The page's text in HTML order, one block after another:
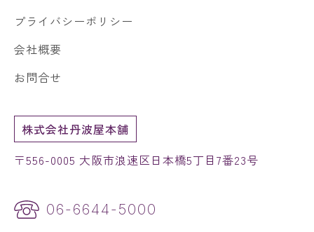
プライバシーポリシー
会社概要
お問合せ
株式会社丹波屋本舗
〒556-0005 大阪市浪速区日本橋5丁目7番23号
06-6644-5000